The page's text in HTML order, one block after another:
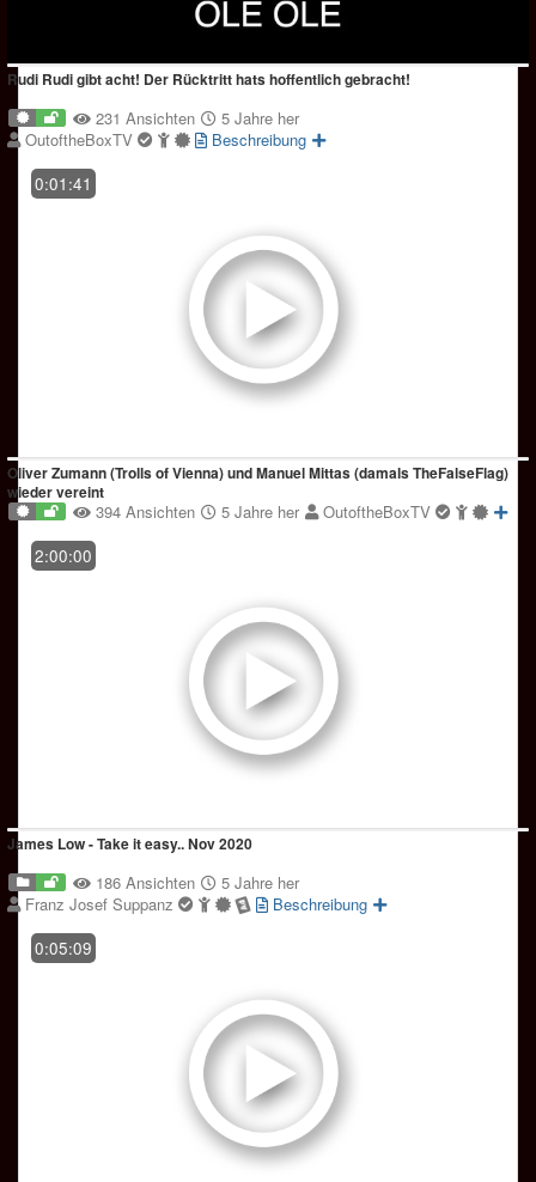
Rudi Rudi gibt acht! Der Rücktritt hats hoffentlich gebracht!
231 Ansichten
5 Jahre her
OutoftheBoxTV
Beschreibung
0:01:41
Oliver Zumann (Trolls of Vienna) und Manuel Mittas (damals TheFalseFlag)
wieder vereint
394 Ansichten 5 Jahre her
OutoftheBoxTV
2:00:00
James Low - Take it easy.. Nov 2020
186 Ansichten
5 Jahre her
Franz Josef Suppanz
Beschreibung
0:05:09